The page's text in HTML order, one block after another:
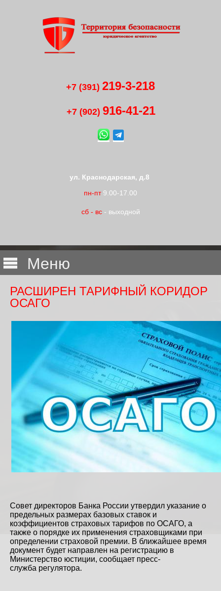
+7 (391) 219-3-218
+7 (902) 916-41-21
ул. Краснодарская, д.8
пн-пт9.00-17.00
сб - вс - выходной
Меню
РАСШИРЕН ТАРИФНЫЙ КОРИДОР
ОСАГО
Совет директоров Банка России утвердил указание о
предельных размерах базовых ставок и
коэффициентов страховых тарифов по ОСАГО, а
также о порядке их применения страховщиками при
определении страховой премии. В ближайшее время
документ будет направлен на регистрацию в
Министерство юстиции, сообщает пресс-
служба регулятора.